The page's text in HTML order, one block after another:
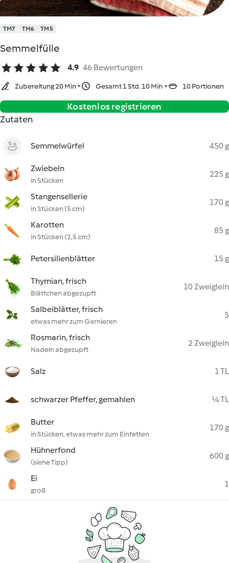
TM7 TM6 TM5
Semmelfülle
4.9 46 Bewertungen
Zubereitung 20 Min Gesamt 1 Std. 10 Min 10 Portionen
Kostenlos registrieren
Zutaten
Semmelwürfel 450 g
Zwiebeln
in Stücken
225 g
Stangensellerie
in Stücken (5 cm)
170 g
Karotten
in Stücken (2,5 cm)
85 g
Petersilienblätter 15 g
Thymian, frisch
Blättchen abgezupft
10 Zweiglein
Salbeiblätter, frisch
etwas mehr zum Garnieren
5
Rosmarin, frisch
Nadeln abgezupft
2 Zweiglein
Salz 1 TL
schwarzer Pfeffer, gemahlen ¼ TL
Butter
in Stücken, etwas mehr zum Einfetten
170 g
Hühnerfond
(siehe Tipp)
600 g
Ei
groß
1